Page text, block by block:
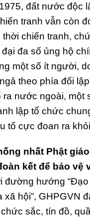
đất nước độc
tranh vẫn còn
thời chiến tranh,
đa số ủng hộ
một số ít người,
theo phía đối
ra nước ngoài, một
lập tổ chức
tố cực đoan ra
nhất Phật
kết để bảo vệ
đường hướng
xã hội”, GHPGVN
sắc, tín đồ,